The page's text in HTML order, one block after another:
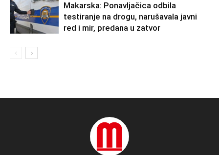
Makarska: Ponavljačica odbila
testiranje na drogu, narušavala javni
red i mir, predana u zatvor